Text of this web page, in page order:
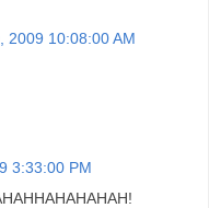
2009 10:08:00 AM
3:33:00 PM